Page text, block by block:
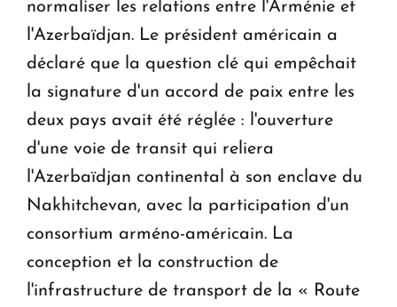
normaliser les relations entre l'Arménie et
l'Azerbaïdjan. Le président américain a
déclaré que la question clé qui empêchait
la signature d'un accord de paix entre les
deux pays avait été réglée : l'ouverture
d'une voie de transit qui reliera
l'Azerbaïdjan continental à son enclave du
Nakhitchevan, avec la participation d'un
consortium arméno-américain. La
conception et la construction de
l'infrastructure de transport de la « Route